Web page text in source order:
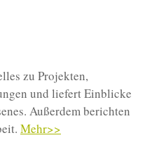
zu Projekten,
und liefert Einblicke
Außerdem berichten
Mehr>>